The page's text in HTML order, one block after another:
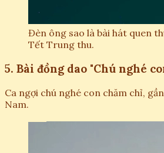
Đèn ông sao là bài hát quen
Tết Trung thu.
5. Bài đồng dao "Chú nghé
Ca ngợi chú nghé con chăm chỉ,
Nam.